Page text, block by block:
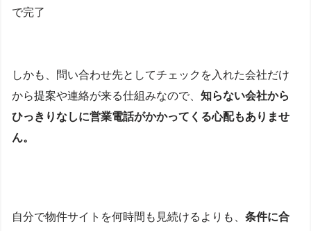
で完了
しかも、問い合わせ先としてチェックを入れた会社だけ
から提案や連絡が来る仕組みなので、 知らない会社から
ひっきりなしに営業電話がかかってくる心配もありませ
ん。
自分で物件サイトを何時間も見続けるよりも、 条件に合